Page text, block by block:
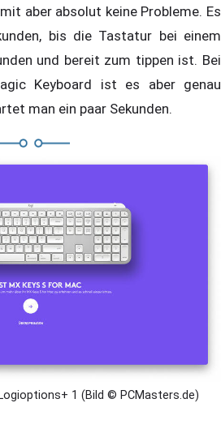
aber absolut keine Probleme. Es
bis die Tastatur bei einem
und bereit zum tippen ist. Bei
Keyboard ist es aber genau
man ein paar Sekunden.
1 (Bild © PCMasters.de)